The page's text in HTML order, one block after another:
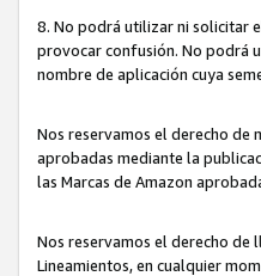
8. No podrá utilizar ni solicitar
provocar confusión. No podrá
nombre de aplicación cuya
Nos reservamos el derecho de
aprobadas mediante la
las Marcas de Amazon
Nos reservamos el derecho de
Lineamientos, en cualquier